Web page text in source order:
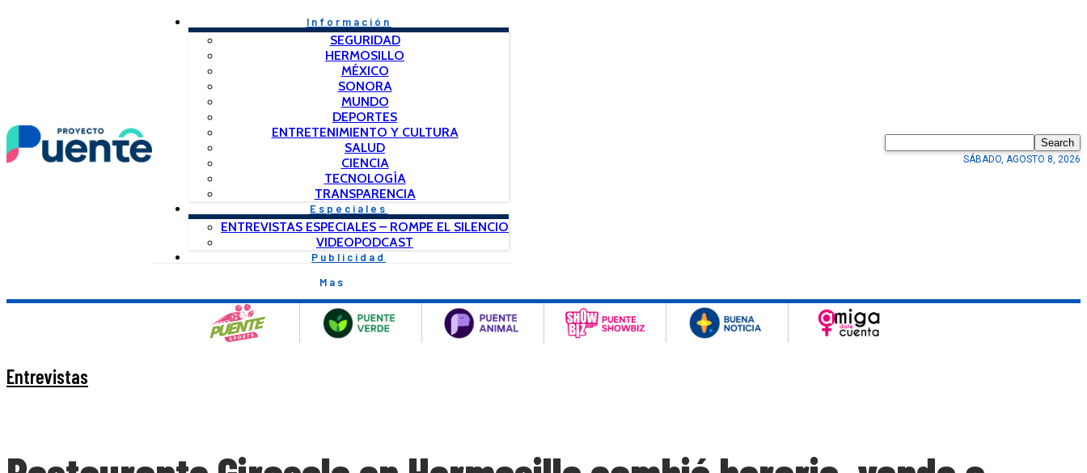
Información
SEGURIDAD
HERMOSILLO
MÉXICO
SONORA
MUNDO
DEPORTES
ENTRETENIMIENTO Y CULTURA
SALUD
CIENCIA
TECNOLOGÍA
TRANSPARENCIA
Especiales
ENTREVISTAS ESPECIALES – ROMPE EL SILENCIO
VIDEOPODCAST
Publicidad
Mas
Search
SÁBADO, AGOSTO 8, 2026
Entrevistas